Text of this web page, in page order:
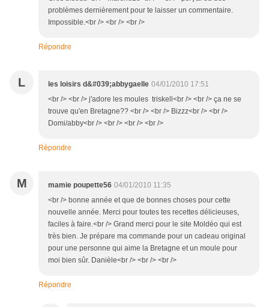
problèmes dernièrement pour te laisser un commentaire.
Impossible.<br /> <br /> <br />
Répondre
L les loisirs d&#039;abbygaelle 04/01/2010 17:51
<br /> <br /> j'adore les moules triskell<br /> <br /> ça ne se
trouve qu'en Bretagne?? <br /> <br /> Bizzz<br /> <br />
Domi/abby<br /> <br /> <br /> <br />
Répondre
M mamie poupette56 04/01/2010 11:35
<br /> bonne année et que de bonnes choses pour cette
nouvelle année. Merci pour toutes tes recettes délicieuses,
faciles à faire.<br /> Grand merci pour le site Moldéo qui est
très bien. Je prépare ma commande pour un cadeau original
pour une personne qui aime la Bretagne et un moule pour
moi bien sûr. Danièle<br /> <br /> <br />
Répondre